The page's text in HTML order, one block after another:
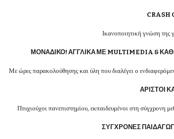
CRASH
Ικανοποιητική γνώση της
ΜΟΝΑΔΙΚΟ! ΑΓΓΛΙΚΑ ΜΕ MULTIMEDIA &
Με ώρες παρακολούθησης και ύλη που διαλέγει ο
ΑΡΙΣΤΟΙ
Πτυχιούχοι πανεπιστημίου, εκπαιδευμένοι στη σύγχρονη
ΣΥΓΧΡΟΝΕΣ